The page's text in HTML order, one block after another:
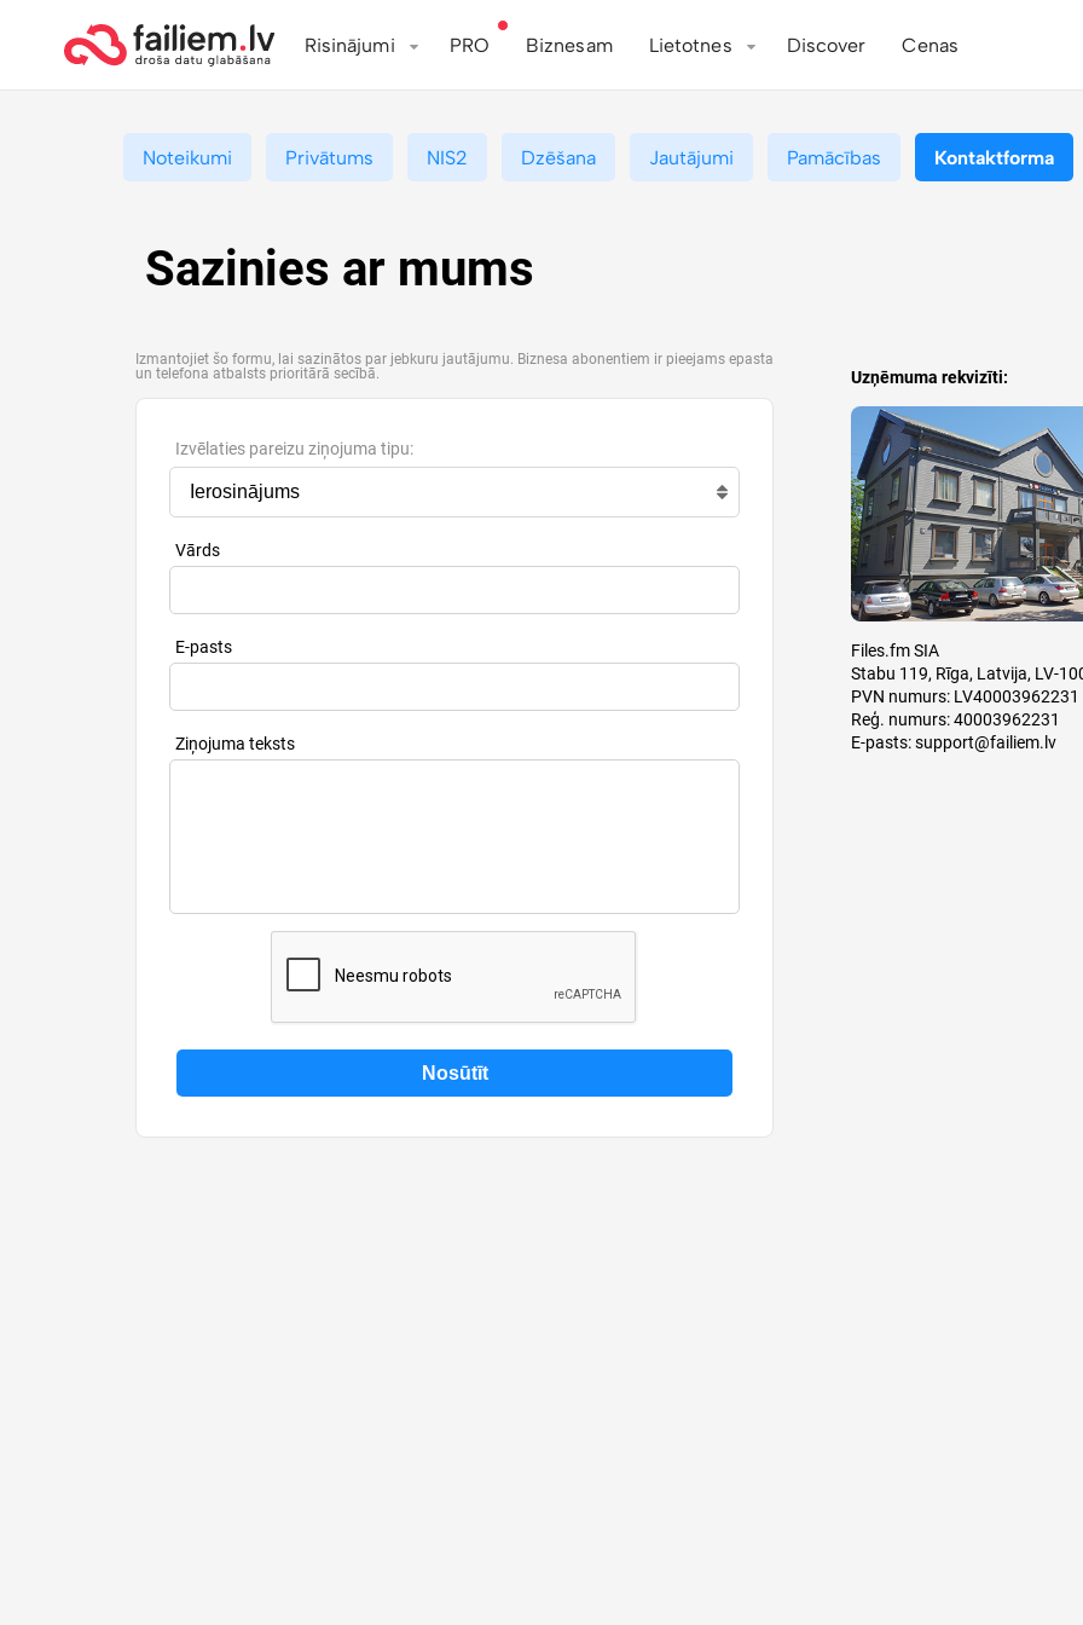
Risinājumi PRO Biznesam Lietotnes Discover Cenas
Noteikumi Privātums NIS2 Dzēšana Jautājumi Pamācības Kontaktforma
Sazinies ar mums
Izmantojiet šo formu, lai sazinātos par jebkuru jautājumu. Biznesa abonentiem ir pieejams epasta
un telefona atbalsts prioritārā secībā.
Izvēlaties pareizu ziņojuma tipu:
Vārds
E-pasts
Ziņojuma teksts
Uzņēmuma rekvizīti:
Files.fm SIA
Stabu 119, Rīga, Latvija, LV-
PVN numurs: LV40003962231
Reģ. numurs: 40003962231
E-pasts:support@failiem.lv